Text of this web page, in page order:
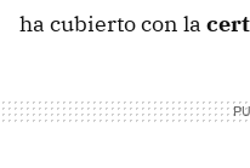
ha cubierto con la